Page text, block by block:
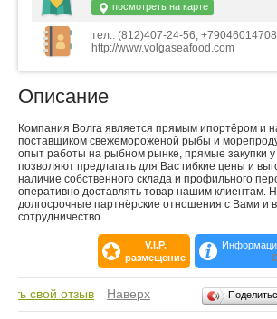
посмотреть на карте
тел.: (812)407-24-56,
http://www.volgaseafood.com
Описание
Компания Волга является прямым ипортёром и
поставщиком свежемороженой рыбы и
опыт работы на рыбном рынке, прямые закупки
позволяют предлагать для Вас гибкие цены и
наличие собственного склада и профильного
оперативно доставлять товар нашим клиентам.
долгосрочные партнёрские отношения с Вами и
сотрудничество.
V.I.P.
размещение
Отзывы
свой отзыв Наверх